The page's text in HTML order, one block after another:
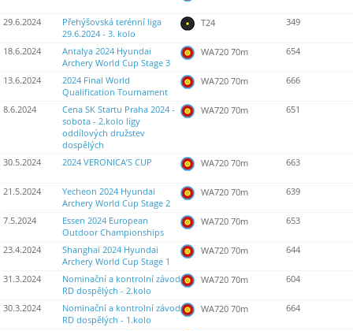
29.6.2024
Přehýšovská terénní liga
29.6.2024 - 3. kolo
T24 349
18.6.2024
Antalya 2024 Hyundai
Archery World Cup Stage 3
WA720 70m 654
13.6.2024
2024 Final World
Qualification Tournament
WA720 70m 666
8.6.2024
Cena SK Startu Praha 2024 -
sobota - 2.kolo ligy
oddílových družstev
dospělých
WA720 70m 651
30.5.2024 2024 VERONICA’S CUP WA720 70m 663
21.5.2024
Yecheon 2024 Hyundai
Archery World Cup Stage 2
WA720 70m 639
7.5.2024
Essen 2024 European
Outdoor Championships
WA720 70m 653
23.4.2024
Shanghai 2024 Hyundai
Archery World Cup Stage 1
WA720 70m 644
31.3.2024
Nominační a kontrolní závod
RD dospělých - 2.kolo
WA720 70m 604
30.3.2024
Nominační a kontrolní závod
RD dospělých - 1.kolo
WA720 70m 664